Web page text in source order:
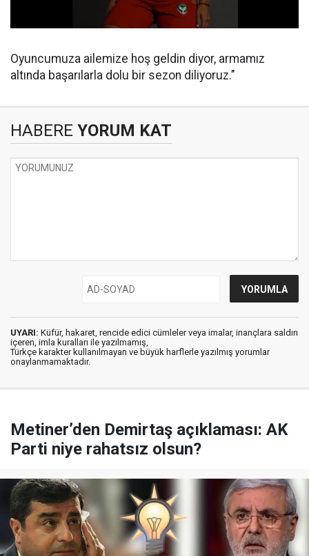
Oyuncumuza ailemize hoş geldin diyor, armamız
altında başarılarla dolu bir sezon diliyoruz."
HABERE YORUM KAT
UYARI: Küfür, hakaret, rencide edici cümleler veya imalar, inançlara saldırı
içeren, imla kuralları ile yazılmamış,
Türkçe karakter kullanılmayan ve büyük harflerle yazılmış yorumlar
onaylanmamaktadır.
Metiner’den Demirtaş açıklaması: AK
Parti niye rahatsız olsun?